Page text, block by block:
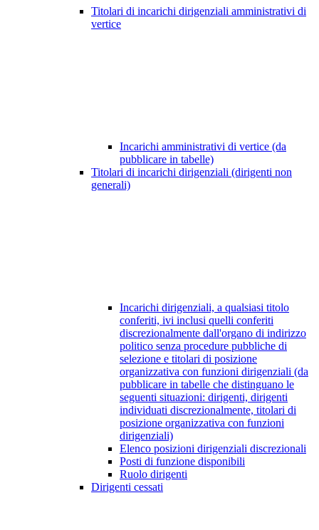
Titolari di incarichi dirigenziali amministrativi di
vertice
Incarichi amministrativi di vertice (da
pubblicare in tabelle)
Titolari di incarichi dirigenziali (dirigenti non
generali)
Incarichi dirigenziali, a qualsiasi titolo
conferiti, ivi inclusi quelli conferiti
discrezionalmente dall'organo di indirizzo
politico senza procedure pubbliche di
selezione e titolari di posizione
organizzativa con funzioni dirigenziali (da
pubblicare in tabelle che distinguano le
seguenti situazioni: dirigenti, dirigenti
individuati discrezionalmente, titolari di
posizione organizzativa con funzioni
dirigenziali)
Elenco posizioni dirigenziali discrezionali
Posti di funzione disponibili
Ruolo dirigenti
Dirigenti cessati